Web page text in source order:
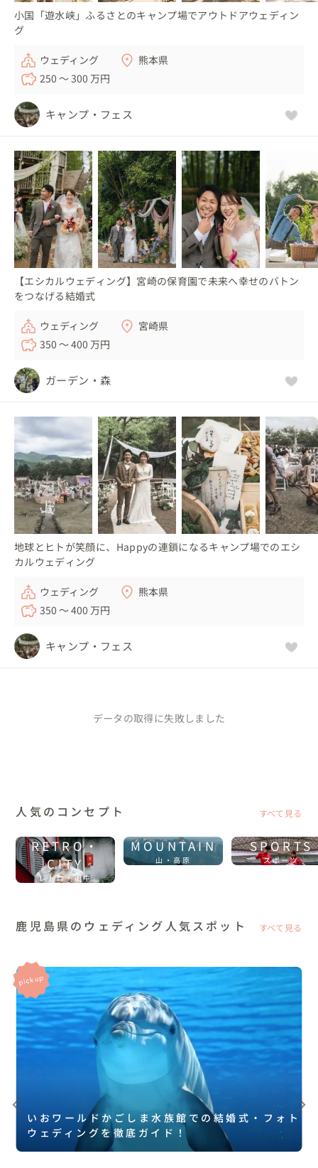
小国「遊水峡」ふるさとのキャンプ場でアウトドアウェディン
グ
ウェディング
熊本県
250 〜 300 万円
キャンプ・フェス
【エシカルウェディング】宮崎の保育園で未来へ幸せのバトン
をつなげる結婚式
ウェディング
宮崎県
350 〜 400 万円
ガーデン・森
地球とヒトが笑顔に、Happyの連鎖になるキャンプ場でのエシ
カルウェディング
ウェディング
熊本県
350 〜 400 万円
キャンプ・フェス
データの取得に失敗しました
人気のコンセプト すべて見る
RETRO・
CITY
レトロ・街中
MOUNTAIN
山・高原
SPORTS
スポーツ
鹿児島県のウェディング人気スポット すべて見る
いおワールドかごしま水族館での結婚式・フォト
ウェディングを徹底ガイド！